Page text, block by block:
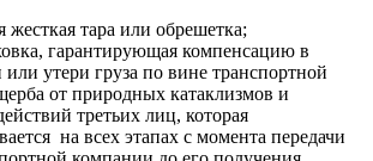
жесткая тара или обрешетка;
гарантирующая компенсацию в
или утери груза по вине транспортной
от природных катаклизмов и
третьих лиц, которая
на всех этапах с момента передачи